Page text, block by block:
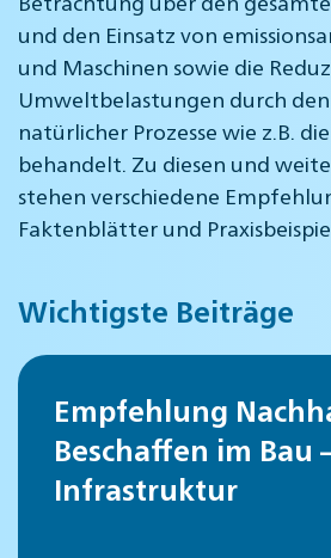
und den Einsatz von
und Maschinen sowie die
Umweltbelastungen durch
natürlicher Prozesse wie z.B.
behandelt. Zu diesen und
stehen verschiedene
Faktenblätter und
Wichtigste Beiträge
Empfehlung
Beschaffen im Bau
Infrastruktur